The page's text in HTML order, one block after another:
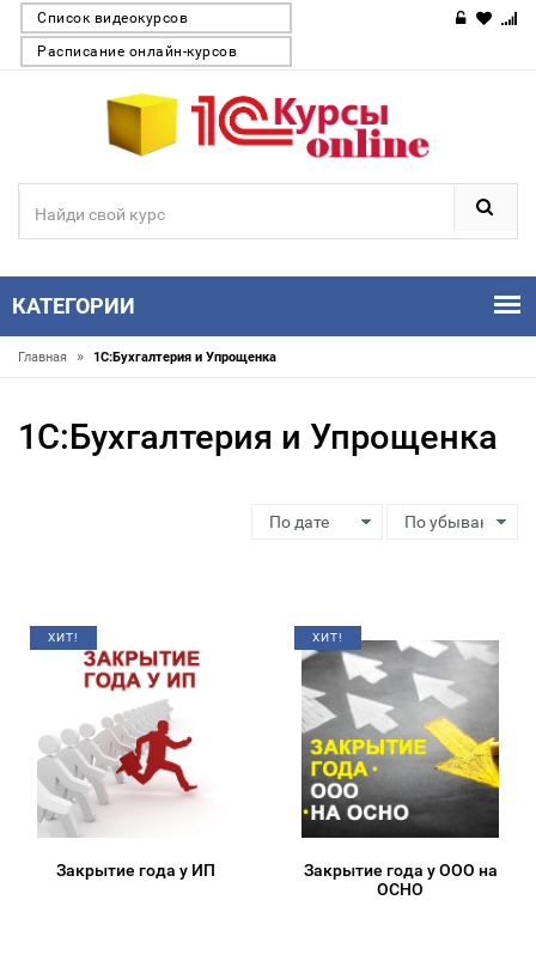
Список видеокурсов
Расписание онлайн-курсов
КАТЕГОРИИ
Главная » 1С:Бухгалтерия и Упрощенка
1С:Бухгалтерия и Упрощенка
ХИТ!
Закрытие года у ИП
ХИТ!
Закрытие года у ООО на
ОСНО